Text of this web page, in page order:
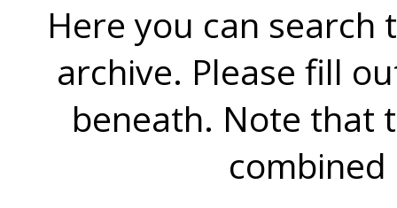
Here you can search
archive. Please fill
beneath. Note that
combined